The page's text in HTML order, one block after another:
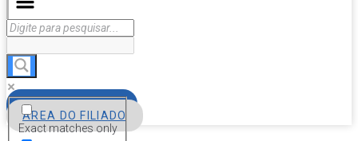
Exact matches only
ÁREA DO FILIADO